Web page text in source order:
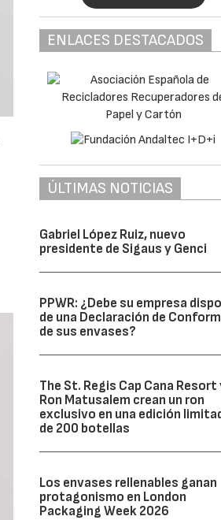
ENLACES DESTACADOS
ÚLTIMAS NOTICIAS
Gabriel López Ruiz, nuevo
presidente de Sigaus y Genci
PPWR: ¿Debe su empresa
de una Declaración de
de sus envases?
The St. Regis Cap Cana Resort
Ron Matusalem crean un ron
exclusivo en una edición
de 200 botellas
Los envases rellenables ganan
protagonismo en London
Packaging Week 2026